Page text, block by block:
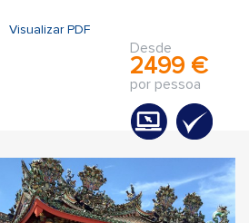
Visualizar PDF
Desde
2499 €
por pessoa